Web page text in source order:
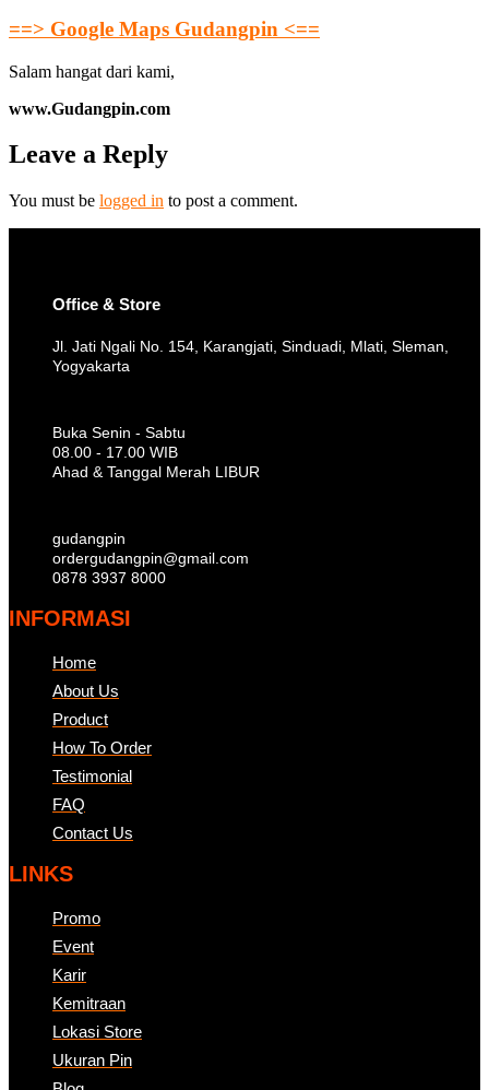
==> Google Maps Gudangpin <==
Salam hangat dari kami,
www.Gudangpin.com
Leave a Reply
You must be logged in to post a comment.
Office & Store
Jl. Jati Ngali No. 154, Karangjati, Sinduadi, Mlati, Sleman,
Yogyakarta
Buka Senin - Sabtu
08.00 - 17.00 WIB
Ahad & Tanggal Merah LIBUR
gudangpin
ordergudangpin@gmail.com
0878 3937 8000
INFORMASI
Home
About Us
Product
How To Order
Testimonial
FAQ
Contact Us
LINKS
Promo
Event
Karir
Kemitraan
Lokasi Store
Ukuran Pin